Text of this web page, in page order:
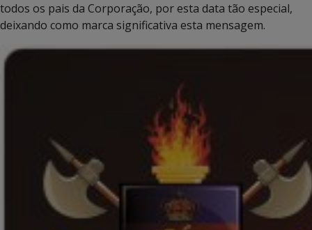
todos os pais da Corporação, por esta data tão especial,
deixando como marca significativa esta mensagem.